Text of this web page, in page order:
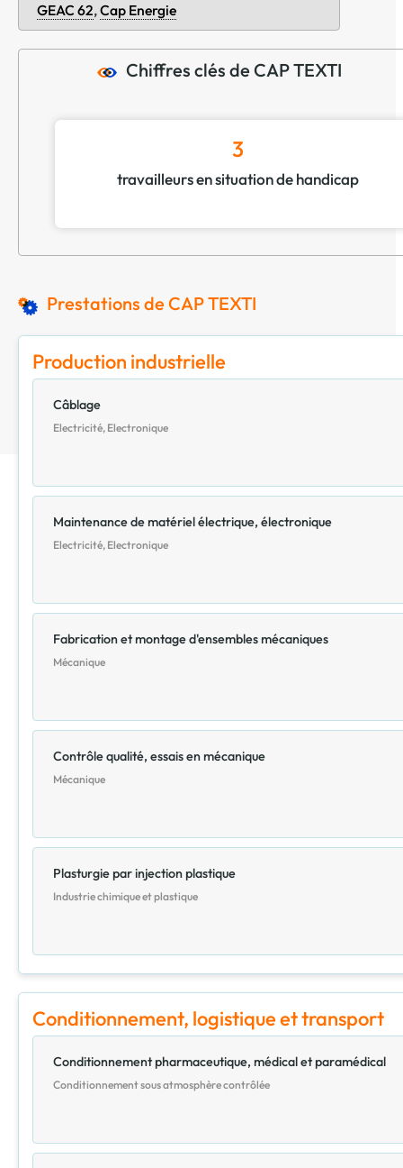
GEAC 62,Cap Energie
Chiffres clés de CAP TEXTI
3
travailleurs en situation de handicap
Prestations de CAP TEXTI
Production industrielle
Câblage
Electricité, Electronique
Maintenance de matériel électrique, électronique
Electricité, Electronique
Fabrication et montage d'ensembles mécaniques
Mécanique
Contrôle qualité, essais en mécanique
Mécanique
Plasturgie par injection plastique
Industrie chimique et plastique
Conditionnement, logistique et transport
Conditionnement pharmaceutique, médical et paramédical
Conditionnement sous atmosphère contrôlée